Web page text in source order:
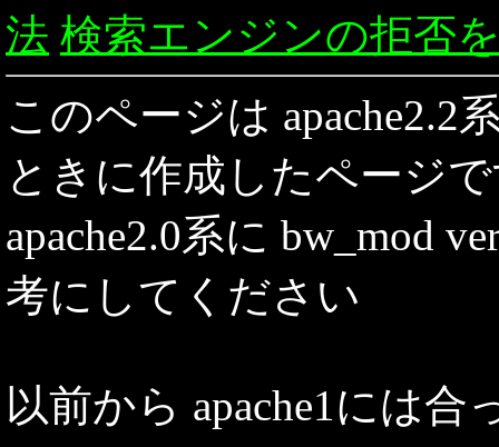
法 検索エンジンの拒否
このページは apache2.2
ときに作成したページ
apache2.0系に bw_mod
考にしてください
以前から apache1には合